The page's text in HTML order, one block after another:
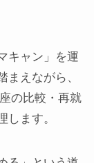
キャン」を運
えながら、
の比較・再就
ます。